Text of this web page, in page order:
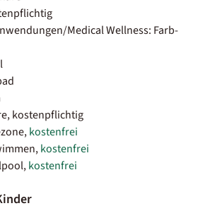
Medical Wellness: Farb-
kostenpflichtig
kostenfrei
kostenfrei
kostenfrei